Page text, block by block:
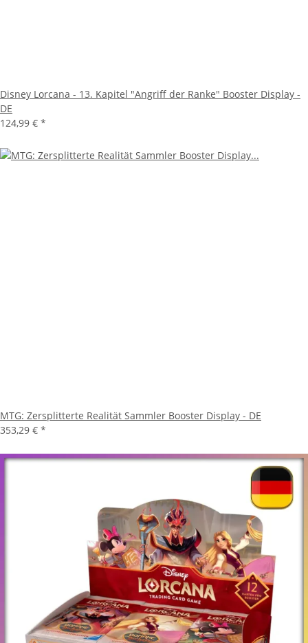
Disney Lorcana - 13. Kapitel "Angriff der Ranke" Booster Display -
DE
124,99 € *
MTG: Zersplitterte Realität Sammler Booster Display - DE
353,29 € *